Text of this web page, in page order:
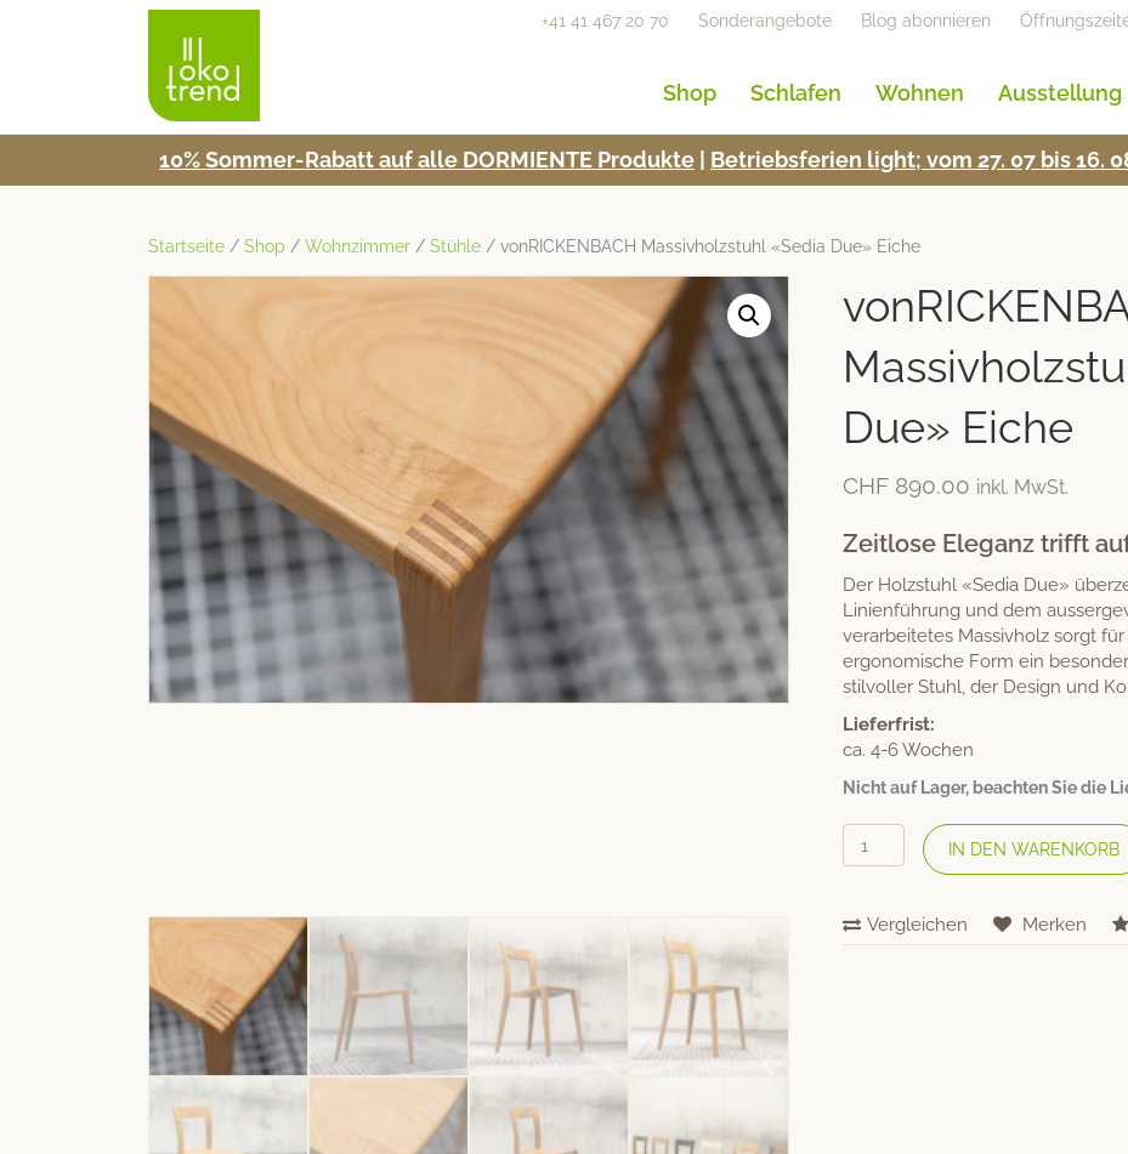
+41 41 467 20 70 Sonderangebote Blog abonnieren
Shop Schlafen Wohnen Ausstellung
10% Som­mer-Rabatt auf alle DORMIENTE Pro­duk­te Betrieb­s­fe­rien light; vom 27. 07 bis 16.
Startseite / Shop / Wohnzimmer / Stühle / vonRICKENBACH Massivholzstuhl «Sedia Due» Eiche
Due» Eiche
CHF 890.00 inkl. MwSt.
Zeitlose Eleganz trifft
Der Holzstuhl «Sedia Due»
Linienführung und dem
verarbeitetes Massivholz sorgt
ergonomische Form ein
stilvoller Stuhl, der Design und
Lieferfrist:
ca. 4-6 Wochen
Nicht auf Lager, beachten Sie die
vonRICKENBACH
Massivholzstuhl
Due»
Eiche
IN DEN WARENKORB
Vergleichen Merken